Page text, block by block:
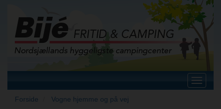
Toggle
Forside
Vogne hjemme og på vej